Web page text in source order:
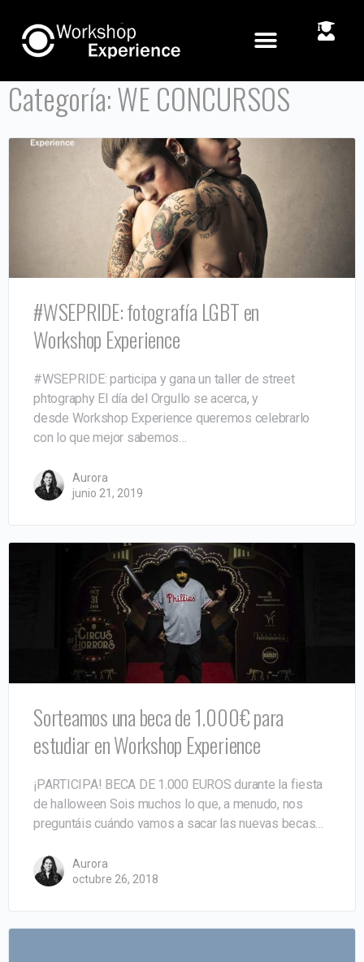
Categoría:WE CONCURSOS
#WSEPRIDE: fotografía LGBT en
Workshop Experience
#WSEPRIDE: participa y gana un taller de street
phtography El día del Orgullo se acerca, y
desde Workshop Experience queremos celebrarlo
con lo que mejor sabemos…
Aurora
junio 21, 2019
Sorteamos una beca de 1.000€ para
estudiar en Workshop Experience
¡PARTICIPA! BECA DE 1.000 EUROS durante la fiesta
de halloween Sois muchos lo que, a menudo, nos
preguntáis cuándo vamos a sacar las nuevas becas…
Aurora
octubre 26, 2018